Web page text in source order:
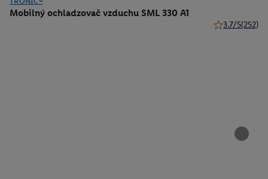
Mobilný ochladzovač vzduchu SML 330 A1
3.7/5(252)